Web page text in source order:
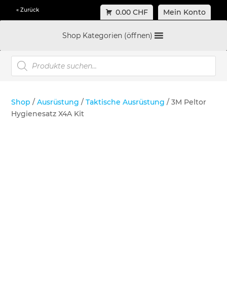
« Zurück 0.00 CHF Mein Konto
Shop Kategorien (öffnen)
Products
search
Shop /Ausrüstung /Taktische Ausrüstung / 3M Peltor
Hygienesatz X4A Kit